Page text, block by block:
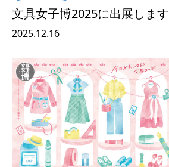
文具女子博2025に出展します
2025.12.16